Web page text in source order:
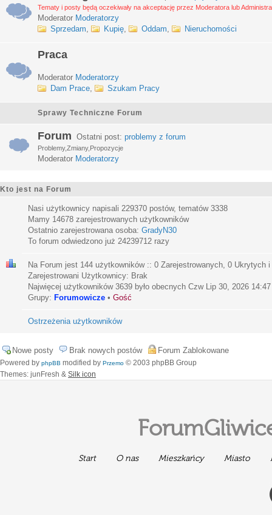
Tematy i posty będą oczekiwały na akceptację przez Moderatora lub
Moderator Moderatorzy
Sprzedam, Kupię, Oddam, Nieruchomości
Praca
Moderator Moderatorzy
Dam Prace, Szukam Pracy
Sprawy Techniczne Forum
Forum Ostatni post: problemy z forum
Problemy,Zmiany,Propozycje
Moderator Moderatorzy
Kto jest na Forum
Nasi użytkownicy napisali 229370 postów, tematów 3338
Mamy 14678 zarejestrowanych użytkowników
Ostatnio zarejestrowana osoba: GradyN30
To forum odwiedzono już 24239712 razy
Na Forum jest 144 użytkowników :: 0 Zarejestrowanych, 0 Ukrytych
Zarejestrowani Użytkownicy: Brak
Najwięcej użytkowników 3639 było obecnych Czw Lip 30, 2026 14:47
Grupy: Forumowicze • Gość
Ostrzeżenia użytkowników
Nowe posty Brak nowych postów Forum Zablokowane
Powered by phpBB modified by Przemo © 2003 phpBB Group
Themes: junFresh & Silk icon
Start O nas Mieszkańcy Miasto